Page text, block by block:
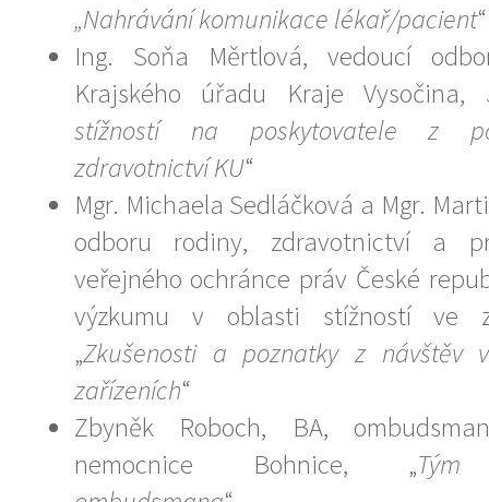
„Nahrávání komunikace lékař/pacient“
Ing. Soňa Měrtlová, vedoucí
Krajského úřadu Kraje Vysočina,
stížností na poskytovatele z
zdravotnictví KU“
Mgr. Michaela Sedláčková a Mgr.
odboru rodiny, zdravotnictví a
veřejného ochránce práv České
výzkumu v oblasti stížností ve
„Zkušenosti a poznatky z návštěv
zařízeních“
Zbyněk Roboch, BA,
nemocnice Bohnice, „Tým